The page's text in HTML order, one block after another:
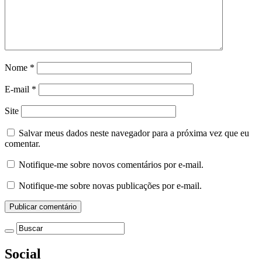
Nome *
E-mail *
Site
Salvar meus dados neste navegador para a próxima vez que eu
comentar.
Notifique-me sobre novos comentários por e-mail.
Notifique-me sobre novas publicações por e-mail.
Social